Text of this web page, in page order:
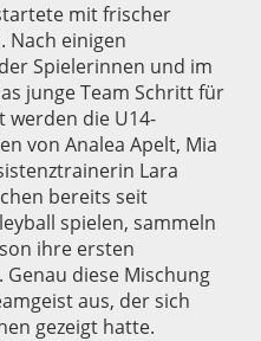
mit frischer
Nach einigen
Spielerinnen und im
junge Team Schritt für
werden die U14-
von Analea Apelt, Mia
Lara
bereits seit
spielen, sammeln
ihre ersten
diese Mischung
aus, der sich
gezeigt hatte.